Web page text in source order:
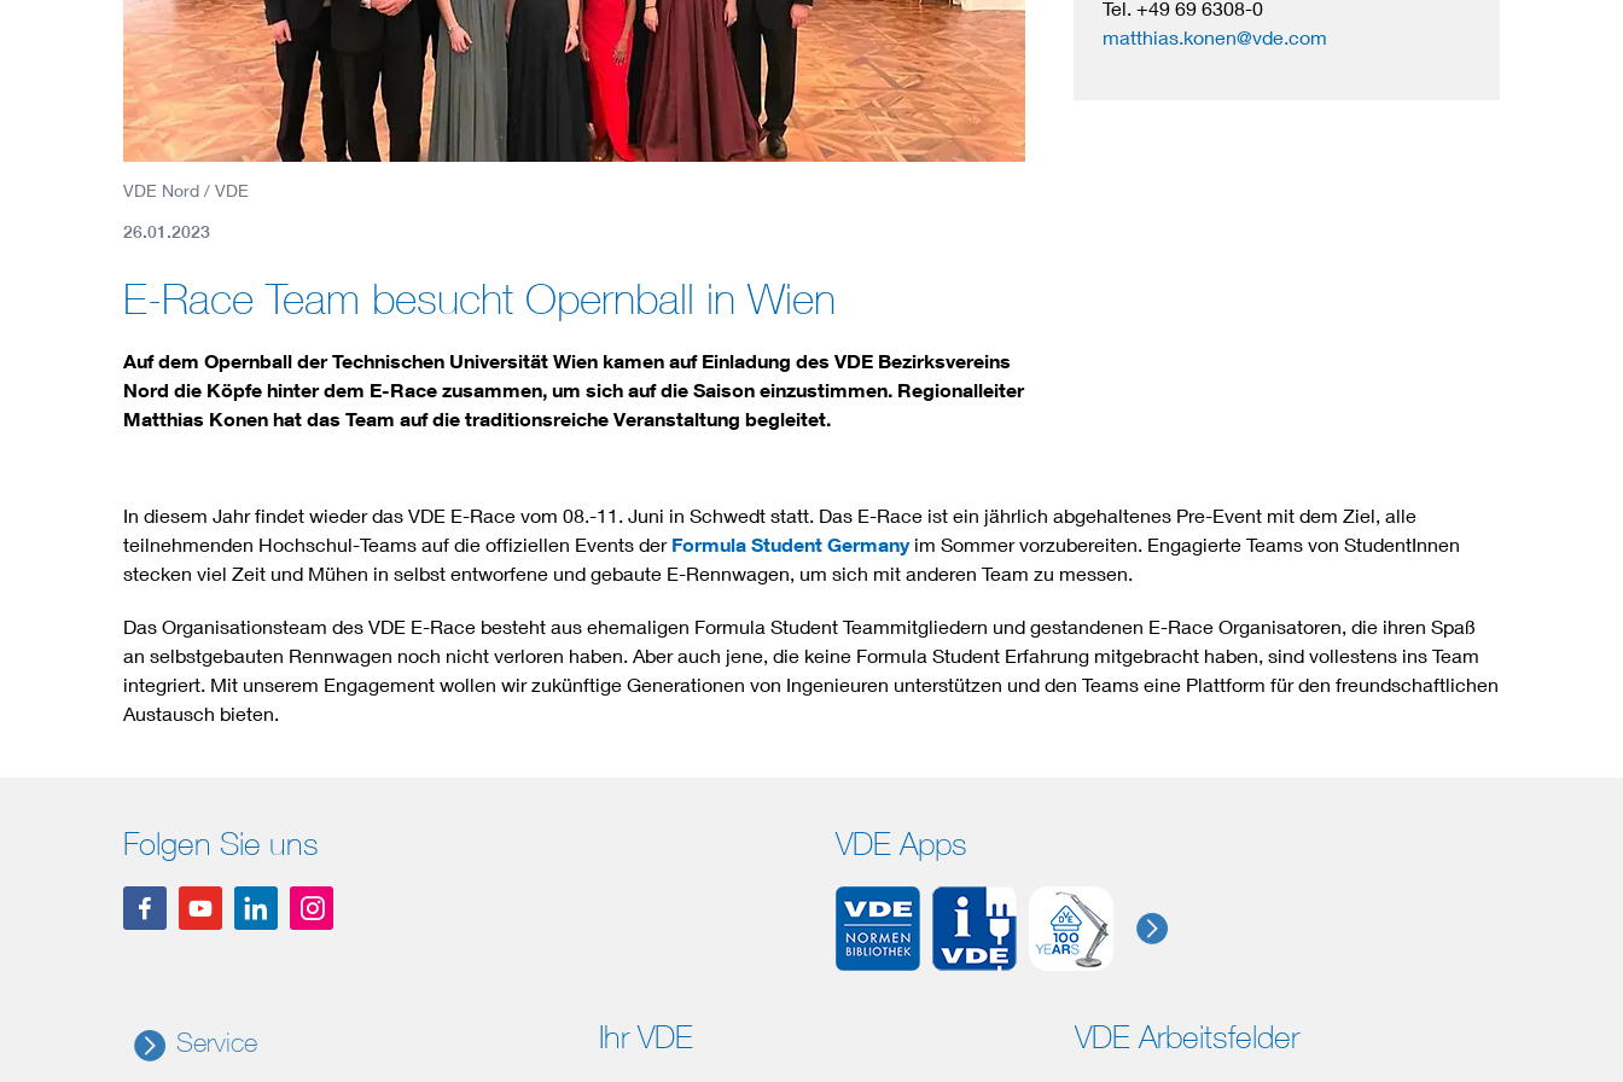
VDE Nord / VDE
26.01.2023
E-Race Team besucht Opernball in Wien
Auf dem Opernball der Technischen Universität Wien kamen auf Einladung des VDE Bezirksvereins
Nord die Köpfe hinter dem E-Race zusammen, um sich auf die Saison einzustimmen. Regionalleiter
Matthias Konen hat das Team auf die traditionsreiche Veranstaltung begleitet.
Tel. +49 69 6308-0
matthias.konen@vde.com
In diesem Jahr findet wieder das VDE E-Race vom 08.-11. Juni in Schwedt statt. Das E-Race ist ein jährlich abgehaltenes Pre-Event mit dem Ziel, alle
teilnehmenden Hochschul-Teams auf die offiziellen Events der Formula Student Germanyim Sommer vorzubereiten. Engagierte Teams von StudentInnen
stecken viel Zeit und Mühen in selbst entworfene und gebaute E-Rennwagen, um sich mit anderen Team zu messen.
Das Organisationsteam des VDE E-Race besteht aus ehemaligen Formula Student Teammitgliedern und gestandenen E-Race Organisatoren, die ihren Spaß
an selbstgebauten Rennwagen noch nicht verloren haben. Aber auch jene, die keine Formula Student Erfahrung mitgebracht haben, sind vollestens ins Team
integriert. Mit unserem Engagement wollen wir zukünftige Generationen von Ingenieuren unterstützen und den Teams eine Plattform für den freundschaftlichen
Austausch bieten.
Folgen Sie uns VDE Apps
Service Ihr VDE VDE Arbeitsfelder